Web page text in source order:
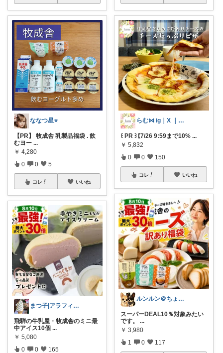
ななつ星⭐️
【PR】 牧成舎 乳製品福袋 . 飲
むヨー ...
￥ 4,280
0 0 5
コレ いいね
まつ子|アラフィフ主婦のときめくモノ
飛騨の牛乳屋・牧成舎のミニ最
中アイス10個 ...
￥ 5,080
0 0 165
らむ⋈ ig｜X ｜🍋｜ameblo
꒰ PR ꒱【7/26 9:59まで10% ...
￥ 5,832
0 0 150
コレ いいね
ルンルン＠ちょいラク暮らし
スーパーDEAL10％対象みたい
です。 ...
￥ 3,980
1 0 117